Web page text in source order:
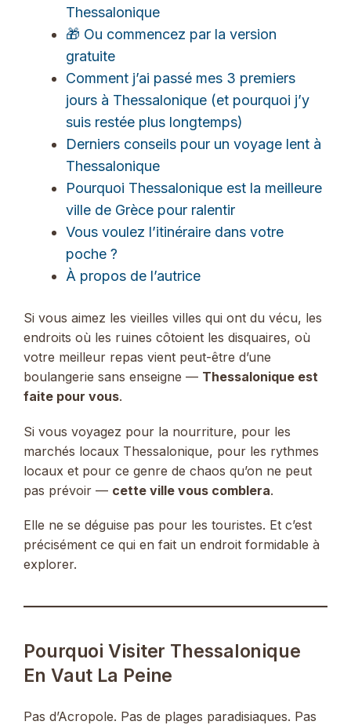
Thessalonique
🎁 Ou commencez par la version
gratuite
Comment j’ai passé mes 3 premiers
jours à Thessalonique (et pourquoi j’y
suis restée plus longtemps)
Derniers conseils pour un voyage lent à
Thessalonique
Pourquoi Thessalonique est la meilleure
ville de Grèce pour ralentir
Vous voulez l’itinéraire dans votre
poche ?
À propos de l’autrice
Si vous aimez les vieilles villes qui ont du vécu, les
endroits où les ruines côtoient les disquaires, où
votre meilleur repas vient peut-être d’une
boulangerie sans enseigne — Thessalonique est
faite pour vous.
Si vous voyagez pour la nourriture, pour les
marchés locaux Thessalonique, pour les rythmes
locaux et pour ce genre de chaos qu’on ne peut
pas prévoir — cette ville vous comblera.
Elle ne se déguise pas pour les touristes. Et c’est
précisément ce qui en fait un endroit formidable à
explorer.
Pourquoi Visiter Thessalonique
En Vaut La Peine
Pas d’Acropole. Pas de plages paradisiaques. Pas